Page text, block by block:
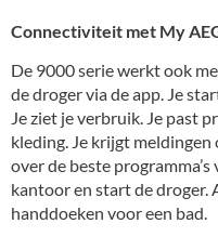
Connectiviteit met My
De 9000 serie werkt ook
de droger via de app. Je
Je ziet je verbruik. Je past
kleding. Je krijgt
over de beste
kantoor en start de droger.
handdoeken voor een bad.